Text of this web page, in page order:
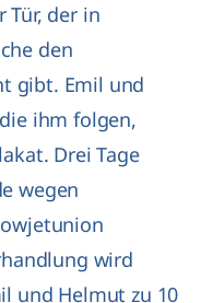
Tür, der in
den
gibt. Emil und
ihm folgen,
Drei Tage
wegen
wird
und Helmut zu 10